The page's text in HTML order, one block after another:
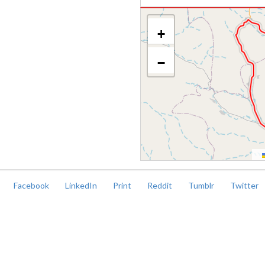
+
−
Facebook LinkedIn Print Reddit Tumblr Twitter